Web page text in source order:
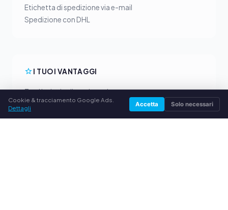
Etichetta di spedizione via e-mail
Spedizione con DHL
I TUOI VANTAGGI
Tutti i principali produttori
Prezzi di acquisto equi
Cookie & tracciamento Google Ads.
Dettagli
Accetta Solo necessari